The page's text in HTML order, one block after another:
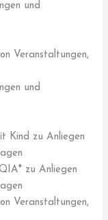
und
Veranstaltungen,
und
Kind zu Anliegen
zu Anliegen
Veranstaltungen,